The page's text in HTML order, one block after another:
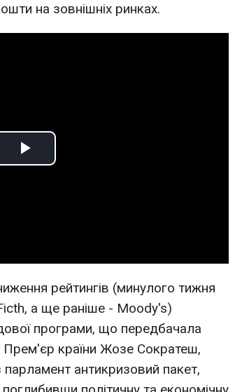
на зовнішніх ринках.
Play
рейтингів (минулого тижня
Ficth, а ще раніше - Moody's)
програми, що передбачала
країни Жозе Сократеш,
антикризовий пакет,